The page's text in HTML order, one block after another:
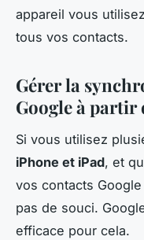
appareil vous
tous vos contacts.
Gérer la
Google à partir
Si vous utilisez
iPhone et iPad, et
vos contacts
pas de souci.
efficace pour cela.